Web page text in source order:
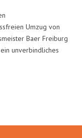
Umzug von
Baer Freiburg
unverbindliches